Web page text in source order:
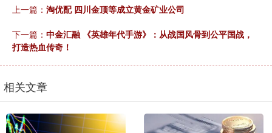
上一篇： 淘优配 四川金顶等成立黄金矿业公司
下一篇： 中金汇融 《英雄年代手游》：从战国风骨到公平国战，
打造热血传奇！
相关文章